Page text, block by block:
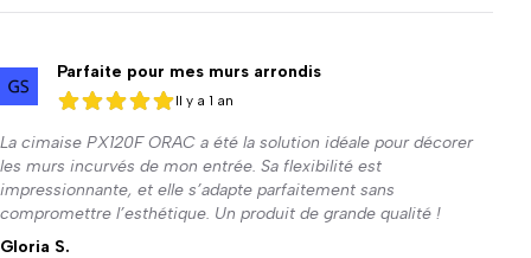
Parfaite pour mes murs arrondis
5 sur 5
5 sur 5
Il y a 1 an
La cimaise PX120F ORAC a été la solution idéale pour décorer
les murs incurvés de mon entrée. Sa flexibilité est
impressionnante, et elle s’adapte parfaitement sans
compromettre l’esthétique. Un produit de grande qualité !
Gloria S.